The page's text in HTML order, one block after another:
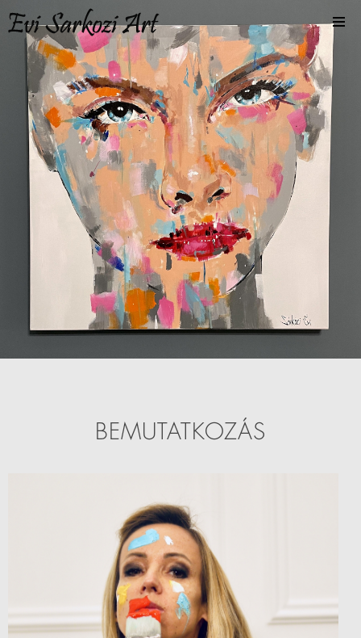
BEMUTATKOZÁS